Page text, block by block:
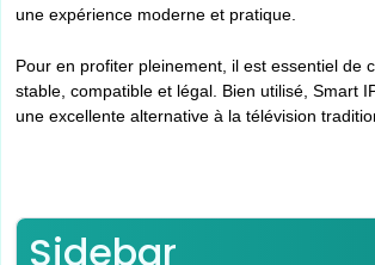
une expérience moderne et pratique.
Pour en profiter pleinement, il est essentiel de
stable, compatible et légal. Bien utilisé, Smart
une excellente alternative à la télévision
Sidebar